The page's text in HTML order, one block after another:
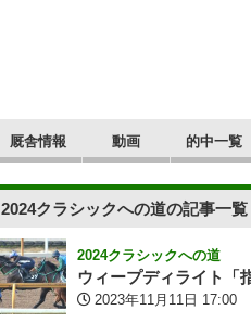
厩舎情報 動画 的中一覧
2024クラシックへの道の記事一覧
ウィープディライト「
2023年11月11日 17:00
2024クラシックへの道